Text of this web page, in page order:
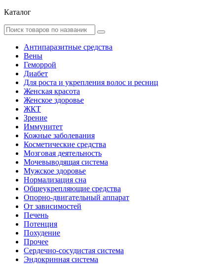
Каталог
Антипаразитные средства
Вены
Геморрой
Диабет
Для роста и укрепления волос и ресниц
Женская красота
Женское здоровье
ЖКТ
Зрение
Иммунитет
Кожные заболевания
Косметические средства
Мозговая деятельность
Мочевыводящая система
Мужское здоровье
Нормализация сна
Общеукрепляющие средства
Опорно-двигательный аппарат
От зависимостей
Печень
Потенция
Похудение
Прочее
Сердечно-сосудистая система
Эндокринная система